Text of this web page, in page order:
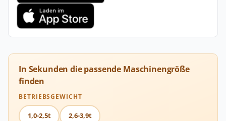
In Sekunden die passende Maschinengröße
finden
BETRIEBSGEWICHT
1,0-2,5t 2,6-3,9t